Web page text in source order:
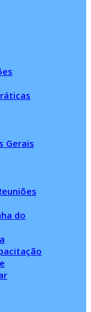
Gerais
do